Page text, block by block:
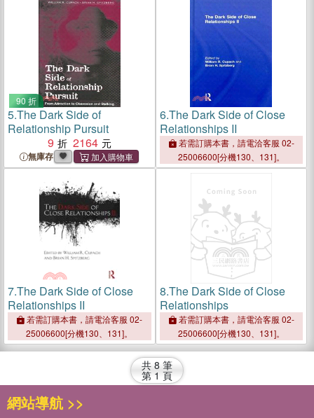
90 折
5.The Dark Side of
Relationship Pursuit
9
2164
無庫存
6.The Dark Side of Close
Relationships II
若需訂購本書，請電洽客服 02-
25006600[分機130、131]。
7.The Dark Side of Close
Relationships II
若需訂購本書，請電洽客服 02-
25006600[分機130、131]。
8.The Dark Side of Close
Relationships
若需訂購本書，請電洽客服 02-
25006600[分機130、131]。
共 8 筆
第 1 頁
網站導航 >>